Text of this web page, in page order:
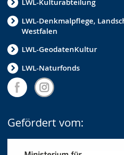
LWL-Kulturabteilung
LWL-Denkmalpflege,
Westfalen
LWL-GeodatenKultur
LWL-Naturfonds
Gefördert vom: